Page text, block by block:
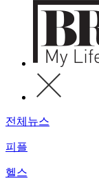
전체뉴스
피플
헬스